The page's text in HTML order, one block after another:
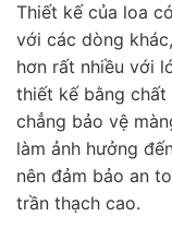
Thiết kế của loa
với các dòng
hơn rất nhiều với
thiết kế bằng
chẳng bảo vệ
làm ảnh hưởng
nên đảm bảo an
trần thạch cao.